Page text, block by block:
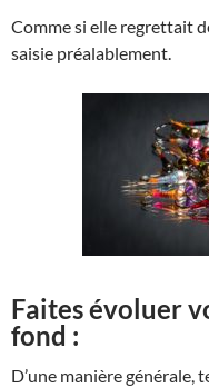
Comme si elle regrettait
saisie préalablement.
Faites évoluer
fond :
D’une manière générale,